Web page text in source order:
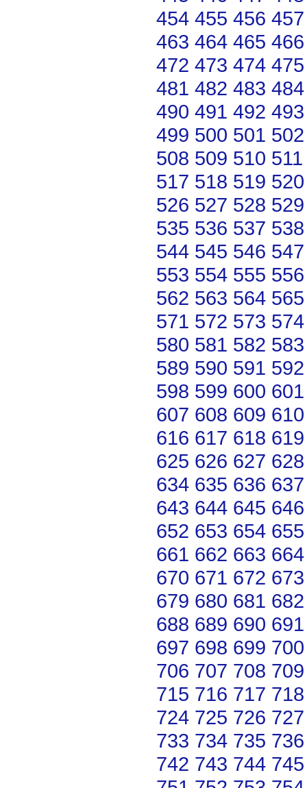
454 455 456 457
463 464 465 466
472 473 474 475
481 482 483 484
490 491 492 493
499 500 501 502
508 509 510 511
517 518 519 520
526 527 528 529
535 536 537 538
544 545 546 547
553 554 555 556
562 563 564 565
571 572 573 574
580 581 582 583
589 590 591 592
598 599 600 601
607 608 609 610
616 617 618 619
625 626 627 628
634 635 636 637
643 644 645 646
652 653 654 655
661 662 663 664
670 671 672 673
679 680 681 682
688 689 690 691
697 698 699 700
706 707 708 709
715 716 717 718
724 725 726 727
733 734 735 736
742 743 744 745